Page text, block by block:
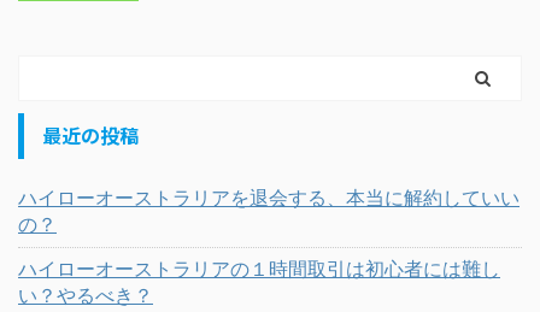
最近の投稿
ハイローオーストラリアを退会する、本当に解約していい
の？
ハイローオーストラリアの１時間取引は初心者には難し
い？やるべき？